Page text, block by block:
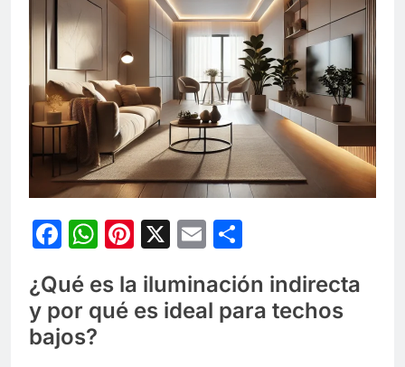
Facebook
WhatsApp
Pinterest
X Email
¿Qué es la iluminación indirecta
y por qué es ideal para techos
bajos?